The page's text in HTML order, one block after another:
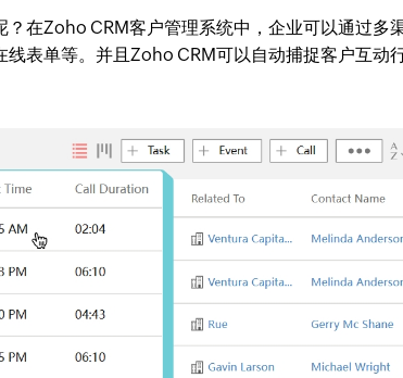
在Zoho CRM客户管理系统中，企业可以通过多
表单等。并且Zoho CRM可以自动捕捉客户互动